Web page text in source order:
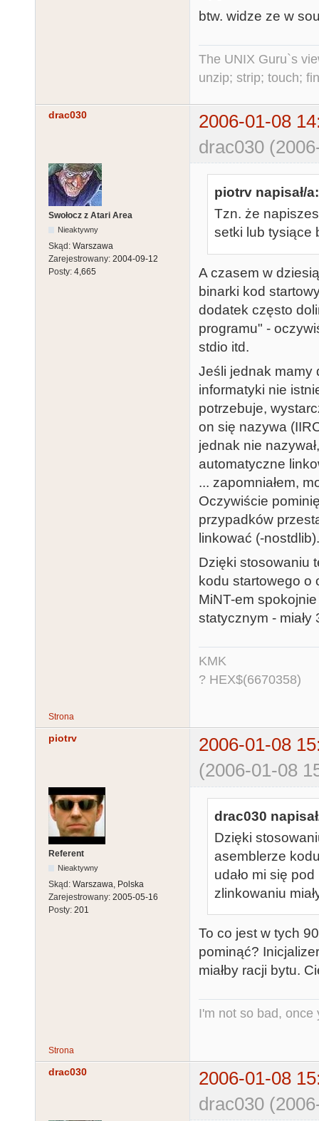
btw. widze ze w
The UNIX Guru`s
unzip; strip; touch;
drac030
2006-01-08
drac030
Swołocz z Atari Area
Nieaktywny
Skąd: Warszawa
Zarejestrowany: 2004-09-12
Posty: 4,665
piotrv napisał/a:
Tzn. że
setki lub tysiące
A czasem w
binarki kod
dodatek często
programu" -
stdio itd.
Jeśli jednak mamy
informatyki nie
potrzebuje,
on się nazywa
jednak nie
automatyczne
... zapomniałem,
Oczywiście
przypadków
linkować (-nostdlib).
Dzięki stosowaniu
kodu startowego o
MiNT-em
statycznym - miały
KMK
? HEX$(6670358)
Strona
piotrv
2006-01-08
(2006-01-08
Referent
Nieaktywny
Skąd: Warszawa, Polska
Zarejestrowany: 2005-05-16
Posty: 201
drac030
Dzięki
asemblerze
udało mi się
zlinkowaniu
To co jest w tych
pominąć?
miałby racji bytu.
I'm not so bad, once
Strona
drac030
2006-01-08
drac030